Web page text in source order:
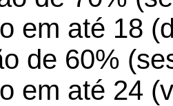
em até 18
de 60%
em até 24